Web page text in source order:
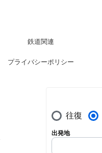
鉄道関連
プライバシーポリシー